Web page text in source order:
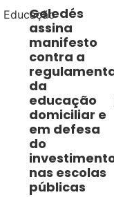
EducaçãoGeledés
assina
manifesto
contra a
da
educação
domiciliar e
em defesa
do
nas escolas
públicas